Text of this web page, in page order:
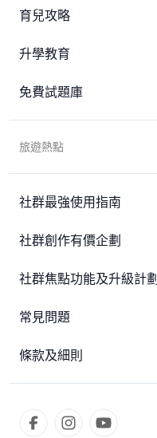
育兒攻略
升學教育
免費試題庫
旅遊熱點
社群最強使用指南
社群創作有價企劃
社群焦點功能及升級計劃
常見問題
條款及細則